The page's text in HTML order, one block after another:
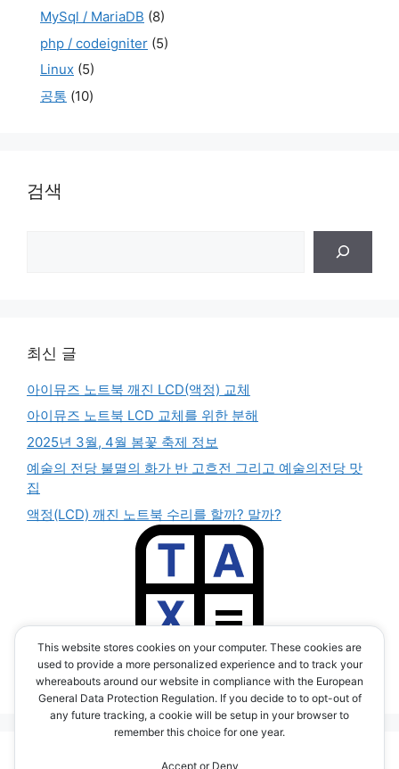
MySql / MariaDB (8)
php / codeigniter (5)
Linux (5)
공통 (10)
검색
최신 글
아이뮤즈 노트북 깨진 LCD(액정) 교체
아이뮤즈 노트북 LCD 교체를 위한 분해
2025년 3월, 4월 봄꽃 축제 정보
예술의 전당 불멸의 화가 반 고흐전 그리고 예술의전당 맛
집
액정(LCD) 깨진 노트북 수리를 할까? 말까?
부가세 계산기 앱
(TAX CALC APP)
© 2026 시간을 달리는 e라이더 blog <전기 자전거 여행,
This website stores cookies on your computer. These cookies are
used to provide a more personalized experience and to track your
whereabouts around our website in compliance with the European
General Data Protection Regulation. If you decide to to opt-out of
any future tracking, a cookie will be setup in your browser to
remember this choice for one year.
Accept or Deny